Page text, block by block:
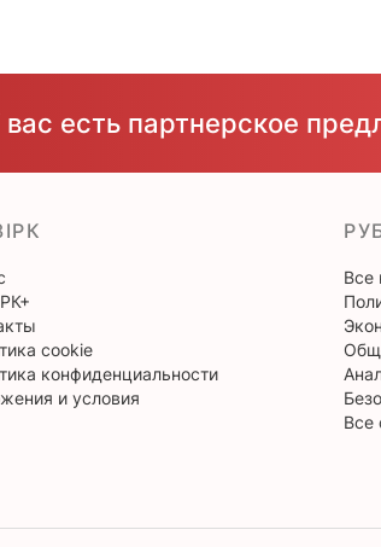
вас есть партнерское
cookie
конфиденциальности
и условия
Все
Все